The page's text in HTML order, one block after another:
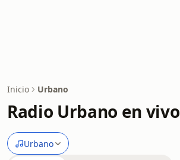
Inicio Urbano
Radio Urbano en vivo
Urbano